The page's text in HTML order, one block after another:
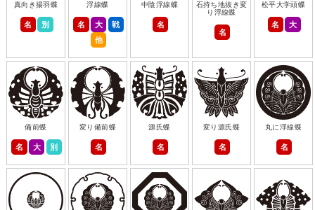
真向き揚羽蝶
名 別
浮線蝶
名 大
戦
他
中陰浮線蝶
名
石持ち地抜き変
り浮線蝶
名
松平大学頭蝶
名 大
備前蝶
名 大 別
変り備前蝶
名
源氏蝶
名
変り源氏蝶
名
丸に浮線蝶
名